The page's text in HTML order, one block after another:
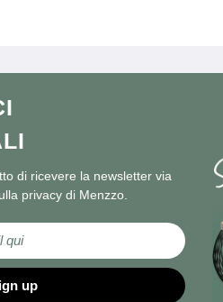
di ricevere la newsletter via
privacy di Menzzo.
up